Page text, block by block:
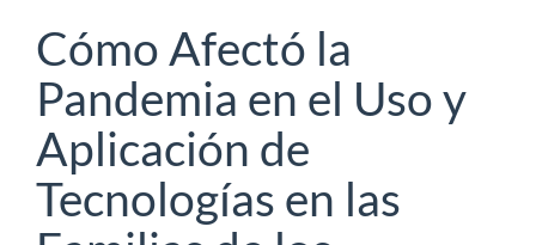
Cómo Afectó la
Pandemia en el Uso y
Aplicación de
Tecnologías en las